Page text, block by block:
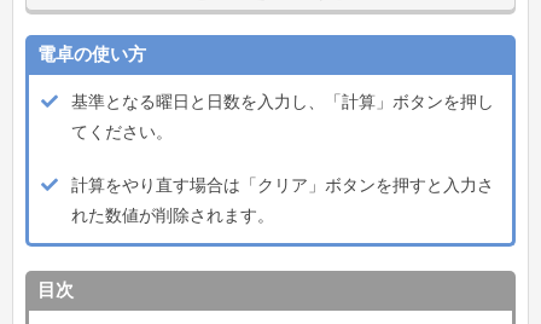
電卓の使い方
基準となる曜日と日数を入力し、「計算」ボタンを押し
てください。
計算をやり直す場合は「クリア」ボタンを押すと入力さ
れた数値が削除されます。
目次